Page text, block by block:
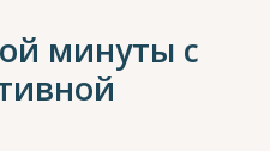
минуты с